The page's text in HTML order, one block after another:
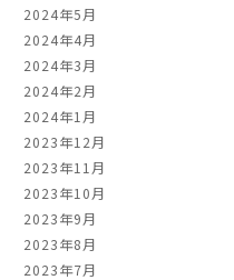
2024年5月
2024年4月
2024年3月
2024年2月
2024年1月
2023年12月
2023年11月
2023年10月
2023年9月
2023年8月
2023年7月